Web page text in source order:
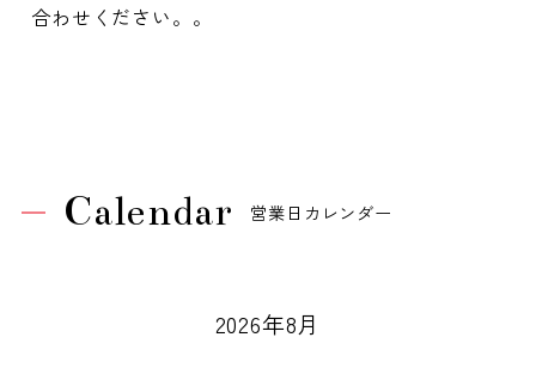
合わせください。。
Calendar 営業日カレンダー
2026年8月